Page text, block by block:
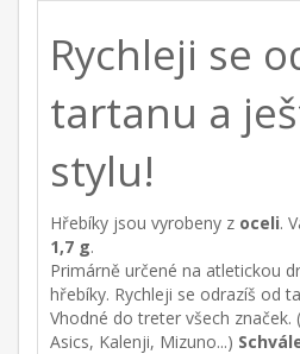
Rychleji se
tartanu a
stylu!
Hřebíky jsou vyrobeny z oceli.
1,7 g.
Primárně určené na atletickou
hřebíky. Rychleji se odrazíš od
Vhodné do treter všech značek.
Asics, Kalenji, Mizuno...)